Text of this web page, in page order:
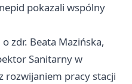
pokazali wspólny
zdr. Beata Mazińska,
Sanitarny w
rozwijaniem pracy stacji